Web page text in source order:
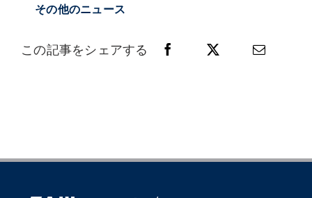
その他のニュース
この記事をシェアする